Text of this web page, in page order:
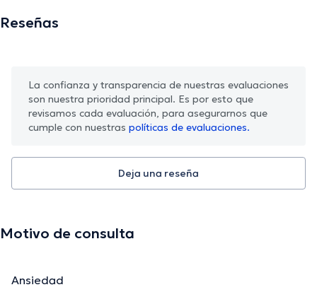
Reseñas
La confianza y transparencia de nuestras evaluaciones
son nuestra prioridad principal. Es por esto que
revisamos cada evaluación, para asegurarnos que
cumple con nuestras políticas de evaluaciones.
Deja una reseña
Motivo de consulta
Ansiedad